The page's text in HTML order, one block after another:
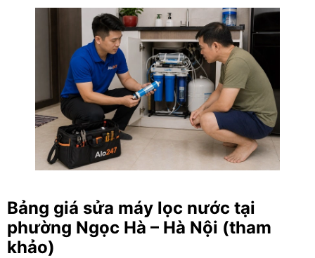
Bảng giá sửa máy lọc nước tại
phường Ngọc Hà – Hà Nội (tham
khảo)